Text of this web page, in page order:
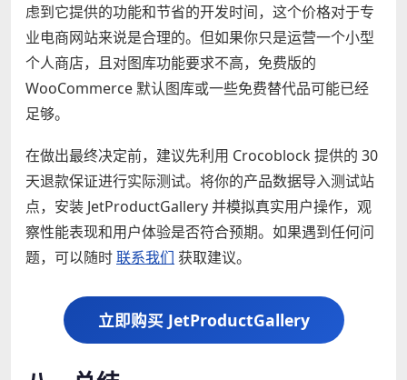
虑到它提供的功能和节省的开发时间，这个价格对于专
业电商网站来说是合理的。但如果你只是运营一个小型
个人商店，且对图库功能要求不高，免费版的
WooCommerce 默认图库或一些免费替代品可能已经
足够。
在做出最终决定前，建议先利用 Crocoblock 提供的 30
天退款保证进行实际测试。将你的产品数据导入测试站
点，安装 JetProductGallery 并模拟真实用户操作，观
察性能表现和用户体验是否符合预期。如果遇到任何问
题，可以随时联系我们 获取建议。
立即购买 JetProductGallery